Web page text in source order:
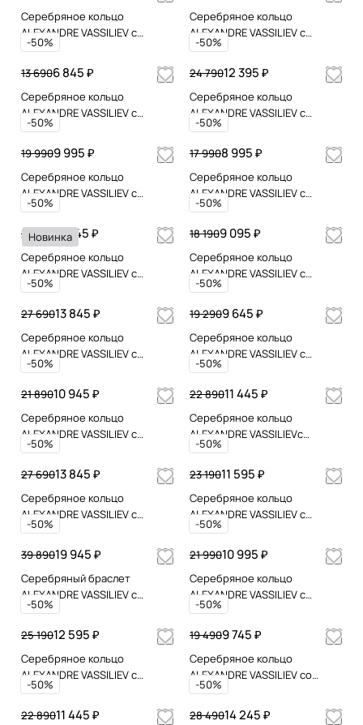
Серебряное кольцо
ALEXANDRE VASSILIEV с
зеленым аметистом и
фианитами Swarovski
Серебряное кольцо
ALEXANDRE VASSILIEV с
лабрадоритом, горным
хрусталем и позолотой
-50%
6 845 ₽
13 690
Серебряное кольцо
ALEXANDRE VASSILIEV с
микрожемчугом и
марказитами Swarovski
-50%
12 395 ₽
24 790
Серебряное кольцо
ALEXANDRE VASSILIEV с
агатом и позолотой
-50%
9 995 ₽
19 990
Серебряное кольцо
ALEXANDRE VASSILIEV с
лунным камнем. фианитами
Swarovski и лолитом
-50%
8 995 ₽
17 990
Серебряное кольцо
ALEXANDRE VASSILIEV с
марказитами Swarovski
Новинка
-50%
11 645 ₽
23 290
Серебряное кольцо
ALEXANDRE VASSILIEV с
фианитами Swarovski
-50%
9 095 ₽
18 190
Серебряное кольцо
ALEXANDRE VASSILIEV с
аметистом
-50%
13 845 ₽
27 690
Серебряное кольцо
ALEXANDRE VASSILIEV с
гранатом и марказитами
Swarovski
-50%
9 645 ₽
19 290
Серебряное кольцо
ALEXANDRE VASSILIEV с
черным ониксом и
марказитами Swarovski
-50%
10 945 ₽
21 890
Серебряное кольцо
ALEXANDRE VASSILIEV с
гранатом, микрожемчугом и
марказитами Swarovski
-50%
11 445 ₽
22 890
Серебряное кольцо
ALEXANDRE VASSILIEVс
перламутром, марказитами
Swarovski, позолотой
-50%
13 845 ₽
27 690
Серебряное кольцо
ALEXANDRE VASSILIEV с
опалами
-50%
11 595 ₽
23 190
Серебряное кольцо
ALEXANDRE VASSILIEV с
зеленым аметистом и
марказитами Swarovski
-50%
19 945 ₽
39 890
Серебряный браслет
ALEXANDRE VASSILIEV с
гранатом и марказитами
Swarovski
-50%
10 995 ₽
21 990
Серебряное кольцо
ALEXANDRE VASSILIEV с
лабрадоритом, горным
хрусталем, марказитами и
позолотой
-50%
12 595 ₽
25 190
Серебряное кольцо
ALEXANDRE VASSILIEV с
перламутром и марказитами
Swarovski
-50%
9 745 ₽
19 490
Серебряное кольцо
ALEXANDRE VASSILIEV со
шпинелью
-50%
11 445 ₽
22 890
-50%
14 245 ₽
28 490